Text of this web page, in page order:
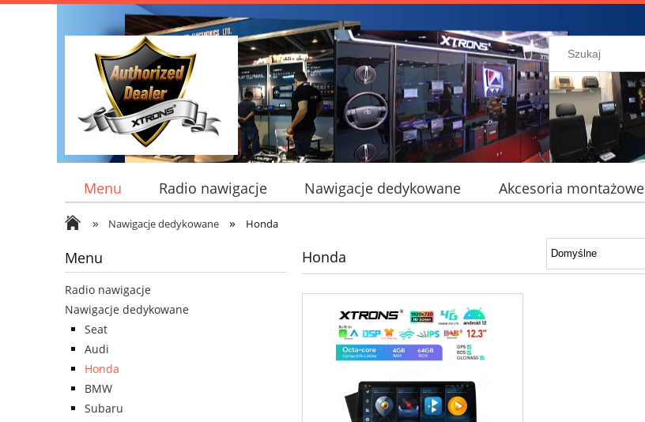
Menu Radio nawigacje Nawigacje dedykowane Akcesoria montażowe
» Nawigacje dedykowane » Honda
Menu
Radio nawigacje
Nawigacje dedykowane
Seat
Audi
Honda
BMW
Subaru
Honda